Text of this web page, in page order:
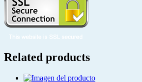
Related products